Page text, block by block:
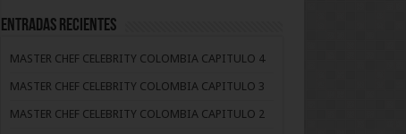
Entradas recientes
MASTER CHEF CELEBRITY COLOMBIA CAPITULO 4
MASTER CHEF CELEBRITY COLOMBIA CAPITULO 3
MASTER CHEF CELEBRITY COLOMBIA CAPITULO 2